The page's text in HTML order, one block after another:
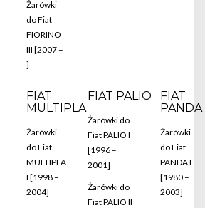
Żarówki
do Fiat
FIORINO
III [2007 –
]
FIAT
MULTIPLA
Żarówki
do Fiat
MULTIPLA
I [1998 –
2004]
FIAT PALIO
Żarówki do
Fiat PALIO I
[1996 –
2001]
Żarówki do
Fiat PALIO II
FIAT
PANDA
Żarówki
do Fiat
PANDA I
[1980 –
2003]